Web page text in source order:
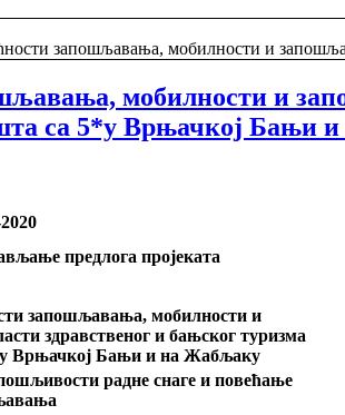
запошљавања, мобилности и
мобилности и
са 5*у Врњачкој Бањи
предлога пројеката
запошљавања, мобилности и
здравственог и бањског туризма
у Врњачкој Бањи и на Жабљаку
радне снаге и повећање